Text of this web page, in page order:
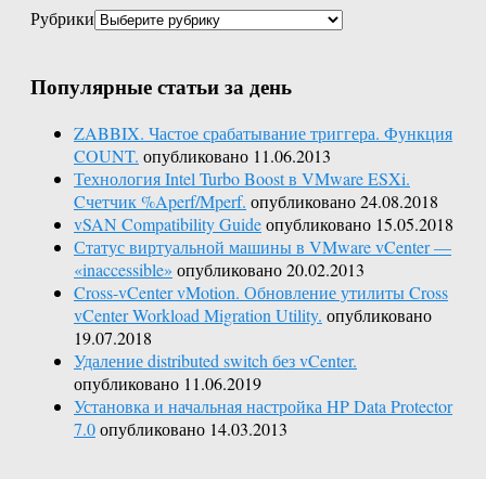
Рубрики
Популярные статьи за день
ZABBIX. Частое срабатывание триггера. Функция
COUNT. опубликовано 11.06.2013
Технология Intel Turbo Boost в VMware ESXi.
Cчетчик %Aperf/Mperf. опубликовано 24.08.2018
vSAN Compatibility Guideопубликовано 15.05.2018
Статус виртуальной машины в VMware vCenter —
«inaccessible» опубликовано 20.02.2013
Cross-vCenter vMotion. Обновление утилиты Cross
vCenter Workload Migration Utility. опубликовано
19.07.2018
Удаление distributed switch без vCenter.
опубликовано 11.06.2019
Установка и начальная настройка HP Data Protector
7.0опубликовано 14.03.2013